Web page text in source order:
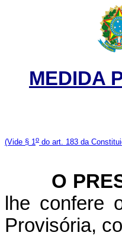
MEDIDA
(Vide § 1o do art. 183 da
O
lhe confere
Provisória,